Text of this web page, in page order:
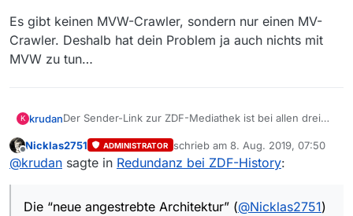
Es gibt keinen MVW-Crawler, sondern nur einen MV-
Crawler. Deshalb hat dein Problem ja auch nichts mit
MVW zu tun…
K krudanDer Sender-Link zur ZDF-Mediathek ist bei allen drei
einzelnen MVW-Video-Links sind jeweils
unterschiedliche Datumsangaben zu erkennen.
Trotzdem wird in MVW bei allen Links allein der
28.07.2019 um 23:45 Uhr angezeigt, was chronologisch
ab? Wenn er sie aus dem Video-Link beziehen würde,
Zeigt der MVW-Crawler schliesslich eher den TV-
Offline
Nicklas2751 ADMINISTRATOR schrieb am 8. Aug. 2019, 07:50
zuletzt editiert von
@krudan sagte in Redundanz bei ZDF-History:
Die “neue angestrebte Architektur” (@Nicklas2751)